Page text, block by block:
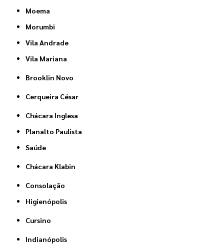
Moema
Morumbi
Vila Andrade
Vila Mariana
Brooklin Novo
Cerqueira César
Chácara Inglesa
Planalto Paulista
Saúde
Chácara Klabin
Consolação
Higienópolis
Cursino
Indianópolis